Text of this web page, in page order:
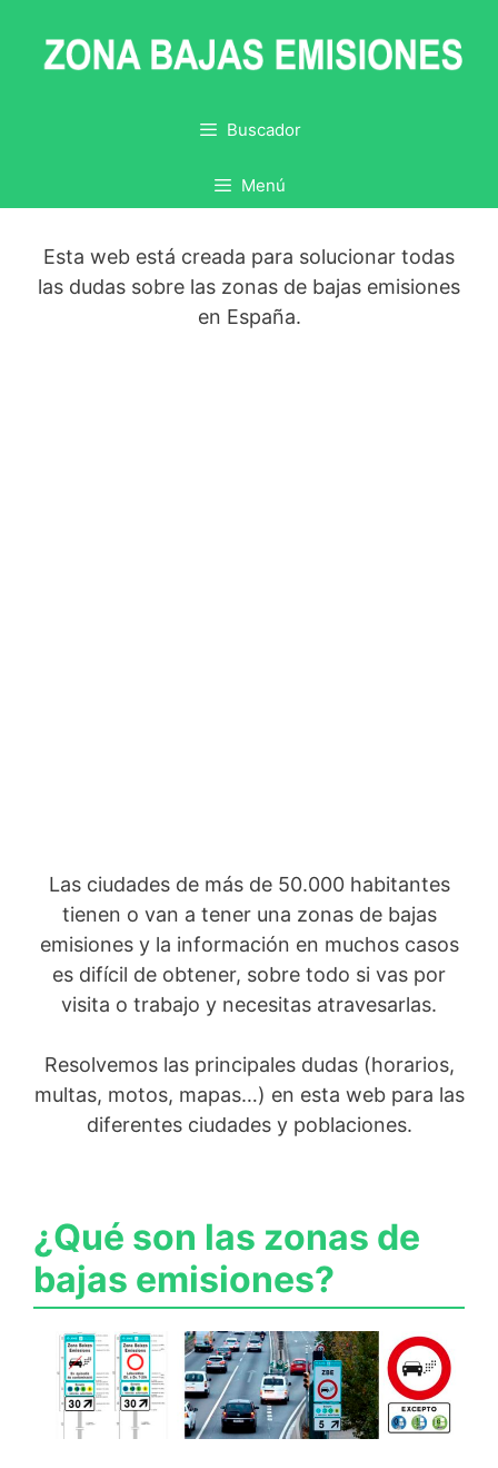
contenido
Buscador
Menú
Esta web está creada para solucionar todas
las dudas sobre las zonas de bajas emisiones
en España.
Las ciudades de más de 50.000 habitantes
tienen o van a tener una zonas de bajas
emisiones y la información en muchos casos
es difícil de obtener, sobre todo si vas por
visita o trabajo y necesitas atravesarlas.
Resolvemos las principales dudas (horarios,
multas, motos, mapas…) en esta web para las
diferentes ciudades y poblaciones.
¿Qué son las zonas de
bajas emisiones?